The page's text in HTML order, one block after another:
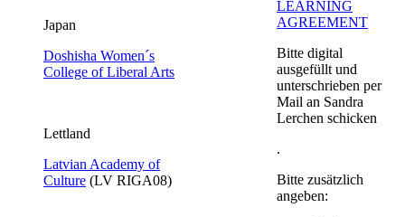
Japan
Doshisha Women´s
College of Liberal Arts
​Lettland
Latvian Academy of
Culture​ (LV RIGA08​)​
LEARNING
AGREEMENT​
Bitte digital
ausgefüllt und
unterschrieben per
Mail an Sandra
Lerchen schicken
.
Bitte zusätzlich
angeben: